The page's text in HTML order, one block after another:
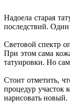
Надоела старая
последствий. Один
Световой спектр
При этом сама
татуировки. Но
Стоит отметить,
процедур участок
нарисовать новый.